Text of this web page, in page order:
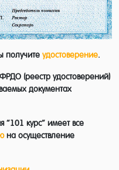
получите удостоверение.
(реестр удостоверений)
документах
“101 курс” имеет все
на осуществление